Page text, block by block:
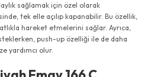
sağlamak için özel olarak
tek elle açılıp kapanabilir. Bu özellik,
hareket etmelerini sağlar. Ayrıca,
push-up özelliği ile de daha
yardımcı olur.